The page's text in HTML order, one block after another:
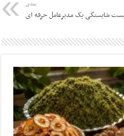
بعدی
شایستگی یک مدیرعامل حرفه ای